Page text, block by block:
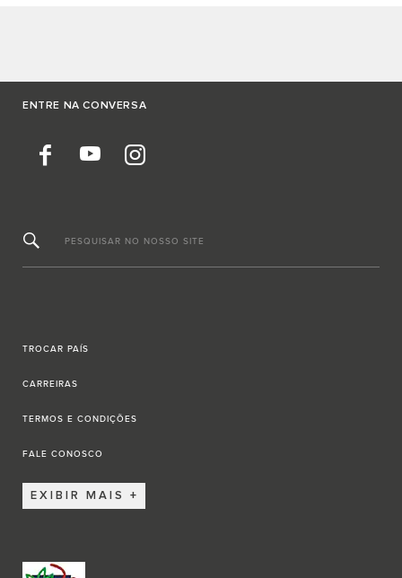
ENTRE NA CONVERSA
PESQUISAR NO NOSSO SITE
TROCAR PAÍS
CARREIRAS
TERMOS E CONDIÇÕES
FALE CONOSCO
EXIBIR MAIS